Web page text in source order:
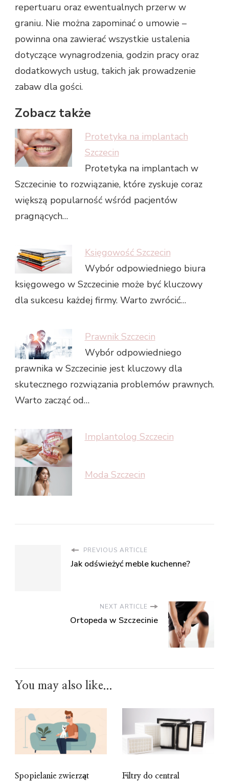
repertuaru oraz ewentualnych przerw w
graniu. Nie można zapominać o umowie –
powinna ona zawierać wszystkie ustalenia
dotyczące wynagrodzenia, godzin pracy oraz
dodatkowych usług, takich jak prowadzenie
zabaw dla gości.
Zobacz także
Protetyka na implantach
Szczecin
Protetyka na implantach w
Szczecinie to rozwiązanie, które zyskuje coraz
większą popularność wśród pacjentów
pragnących…
Księgowość Szczecin
Wybór odpowiedniego biura
księgowego w Szczecinie może być kluczowy
dla sukcesu każdej firmy. Warto zwrócić…
Prawnik Szczecin
Wybór odpowiedniego
prawnika w Szczecinie jest kluczowy dla
skutecznego rozwiązania problemów prawnych.
Warto zacząć od…
Implantolog Szczecin
Moda Szczecin
PREVIOUS ARTICLE
Jak odświeżyć meble kuchenne?
NEXT ARTICLE
Ortopeda w Szczecinie
You may also like...
Spopielanie zwierząt
Filtry do central